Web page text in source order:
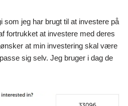
som jeg har brugt til at investere på
fortrukket at investere med deres
at min investering skal være
sig selv. Jeg bruger i dag de